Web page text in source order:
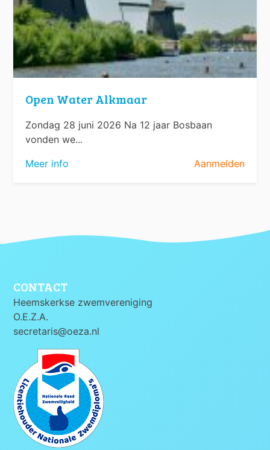
Open Water Alkmaar
Zondag 28 juni 2026 Na 12 jaar Bosbaan
vonden we...
Meer info
Aanmelden
CONTACT
Heemskerkse zwemvereniging
O.E.Z.A.
secretaris@oeza.nl